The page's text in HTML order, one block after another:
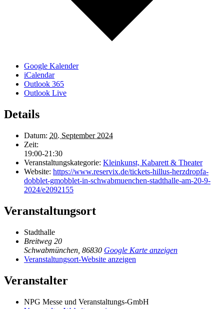
Google Kalender
iCalendar
Outlook 365
Outlook Live
Details
Datum: 20. September 2024
Zeit:
19:00-21:30
Veranstaltungskategorie: Kleinkunst, Kabarett & Theater
Website: https://www.reservix.de/tickets-hillus-herzdropfa-
dobblet-gmobblet-in-schwabmuenchen-stadthalle-am-20-9-
2024/e2092155
Veranstaltungsort
Stadthalle
Breitweg 20
Schwabmünchen 86830 Google Karte anzeigen
Veranstaltungsort-Website anzeigen
Veranstalter
NPG Messe und Veranstaltungs-GmbH